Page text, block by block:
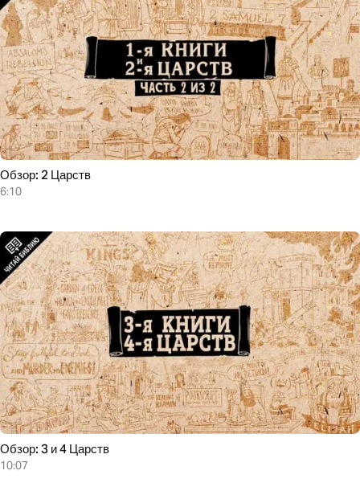
Обзор: 2 Царств
6:10
Обзор: 3 и 4 Царств
10:07